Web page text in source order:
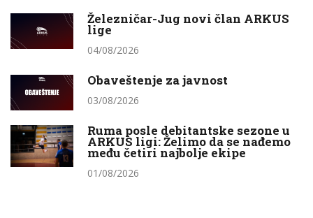
Železničar-Jug novi član ARKUS
lige
04/08/2026
Obaveštenje za javnost
03/08/2026
Ruma posle debitantske sezone u
ARKUS ligi: Želimo da se nađemo
među četiri najbolje ekipe
01/08/2026